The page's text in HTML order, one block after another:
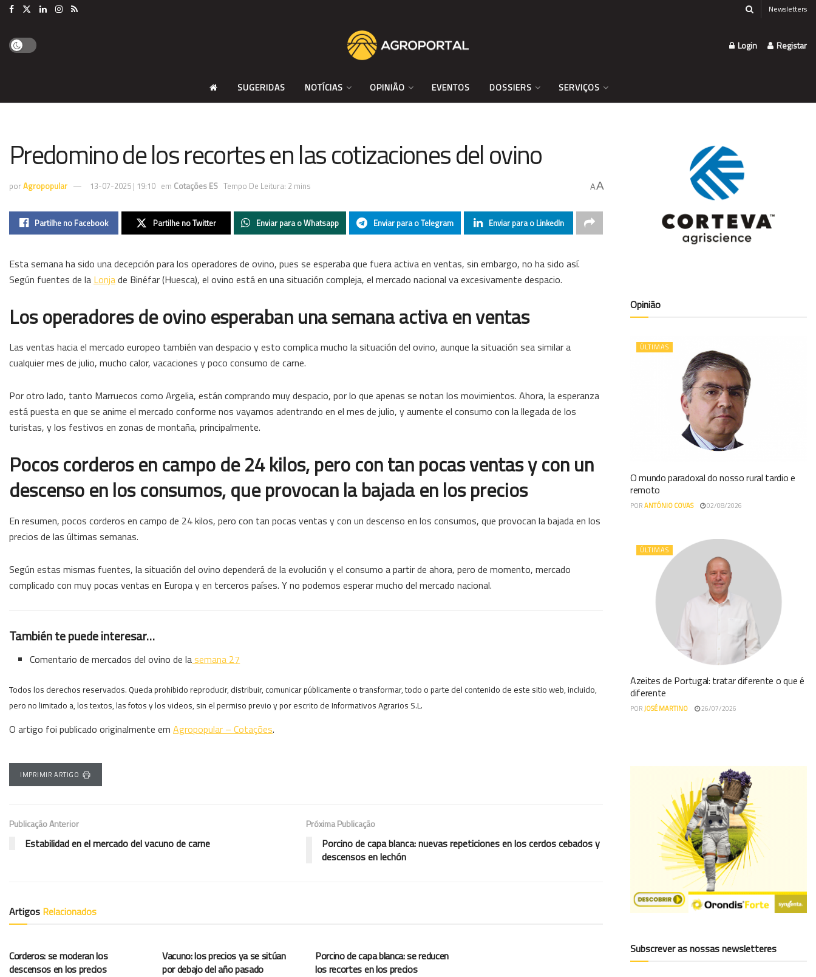
Newsletters
Login Registar
SUGERIDAS NOTÍCIAS OPINIÃO EVENTOS DOSSIERS SERVIÇOS
Predomino de los recortes en las cotizaciones del ovino
porAgropopular 13-07-2025 | 19:10 em Cotações ES Tempo De Leitura: 2 mins AA
Partilhe no Facebook Partilhe no Twitter Enviar para o Whatsapp Enviar para o Telegram Enviar para o LinkedIn
Esta semana ha sido una decepción para los operadores de ovino, pues se esperaba que fuera activa en ventas, sin embargo, no ha sido así.
Según fuentes de la Lonjade Binéfar (Huesca), el ovino está en una situación compleja, el mercado nacional va excesivamente despacio.
Los operadores de ovino esperaban una semana activa en ventas
Las ventas hacia el mercado europeo también van despacio y esto complica mucho la situación del ovino, aunque la situación sea similar a
cualquier mes de julio, mucho calor, vacaciones y poco consumo de carne.
Por otro lado, tanto Marruecos como Argelia, están comprando muy despacio, por lo que apenas se notan los movimientos. Ahora, la esperanza
está puesta en que se anime el mercado conforme nos vayamos adentrando en el mes de julio, y aumente el consumo con la llegada de los
turistas, y los festivos en zonas de montaña, principalmente.
Pocos corderos en campo de 24 kilos, pero con tan pocas ventas y con un
descenso en los consumos, que provocan la bajada en los precios
En resumen, pocos corderos en campo de 24 kilos, pero con tan pocas ventas y con un descenso en los consumos, que provocan la bajada en los
precios de las últimas semanas.
Según estas mismas fuentes, la situación del ovino dependerá de la evolución y el consumo a partir de ahora, pero de momento, mercado
complicado con muy pocas ventas en Europa y en terceros países. Y no podemos esperar mucho del mercado nacional.
También te puede interesar…
Comentario de mercados del ovino de lasemana 27
Todos los derechos reservados. Queda prohibido reproducir, distribuir, comunicar públicamente o transformar, todo o parte del contenido de este sitio web, incluido,
pero no limitado a, los textos, las fotos y los videos, sin el permiso previo y por escrito de Informativos Agrarios S.L.
O artigo foi publicado originalmente em Agropopular – Cotações.
IMPRIMIR ARTIGO
Publicação Anterior
Estabilidad en el mercado del vacuno de carne
Próxima Publicação
Porcino de capa blanca: nuevas repeticiones en los cerdos cebados y
descensos en lechón
Artigos Relacionados
Corderos: se moderan los
descensos en los precios
Vacuno: los precios ya se sitúan
por debajo del año pasado
Porcino de capa blanca: se reducen
los recortes en los precios
Opinião
ÚLTIMAS
O mundo paradoxal do nosso rural tardio e
remoto
PORANTÓNIO COVAS 02/08/2026
ÚLTIMAS
Azeites de Portugal: tratar diferente o que é
diferente
PORJOSÉ MARTINO 26/07/2026
Subscrever as nossas newsletteres